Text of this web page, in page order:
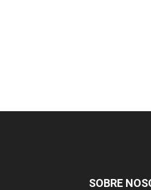
SOBRE